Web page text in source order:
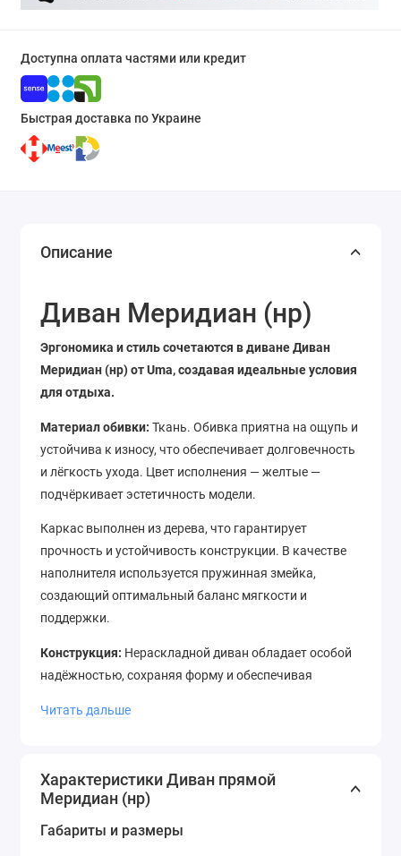
Доступна оплата частями или кредит
Быстрая доставка по Украине
Описание
Диван Меридиан (нр)
Эргономика и стиль сочетаются в диване Диван
Меридиан (нр) от Uma, создавая идеальные условия
для отдыха.
Материал обивки: Ткань. Обивка приятна на ощупь и
устойчива к износу, что обеспечивает долговечность
и лёгкость ухода. Цвет исполнения — желтые —
подчёркивает эстетичность модели.
Каркас выполнен из дерева, что гарантирует
прочность и устойчивость конструкции. В качестве
наполнителя используется пружинная змейка,
создающий оптимальный баланс мягкости и
поддержки.
Конструкция: Нераскладной диван обладает особой
надёжностью, сохраняя форму и обеспечивая
Глубина: 89 см
Высота: 71 см
Преимущества модели
Читать дальше
Характеристики Диван прямой
Меридиан (нр)
Габариты и размеры